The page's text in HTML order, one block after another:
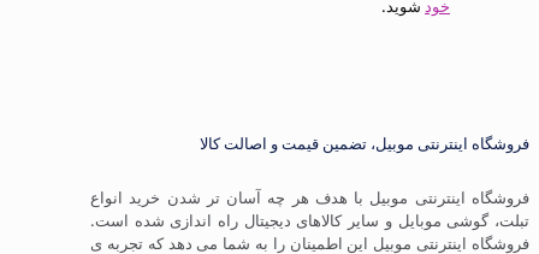
موبیل، تضمین قیمت و اصالت کالا
موبیل با هدف هر چه آسان تر شدن خرید انواع
و سایر کالاهای دیجیتال راه اندازی شده است.
موبیل این اطمینان را به شما می دهد که تجربه ی